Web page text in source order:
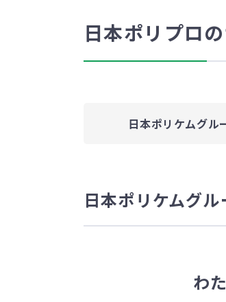
日本ポリプロ
日本ポリケムグル
日本ポリケムグ
わ